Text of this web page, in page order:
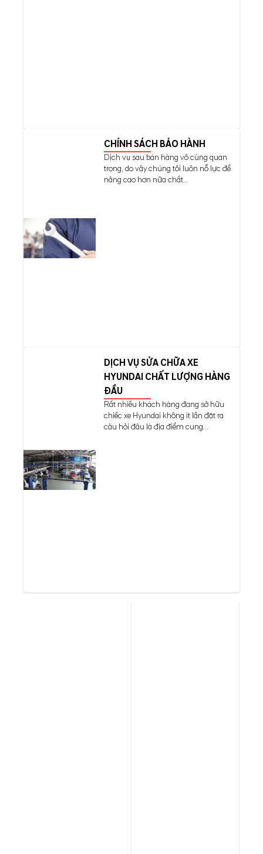
CHÍNH SÁCH BẢO HÀNH
Dịch vụ sau bán hàng vô cùng quan
trọng, do vậy chúng tôi luôn nỗ lực để
nâng cao hơn nữa chất...
DỊCH VỤ SỬA CHỮA XE
HYUNDAI CHẤT LƯỢNG HÀNG
ĐẦU
Rất nhiều khách hàng đang sở hữu
chiếc xe Hyundai không ít lần đặt ra
câu hỏi đâu là địa điểm cung...